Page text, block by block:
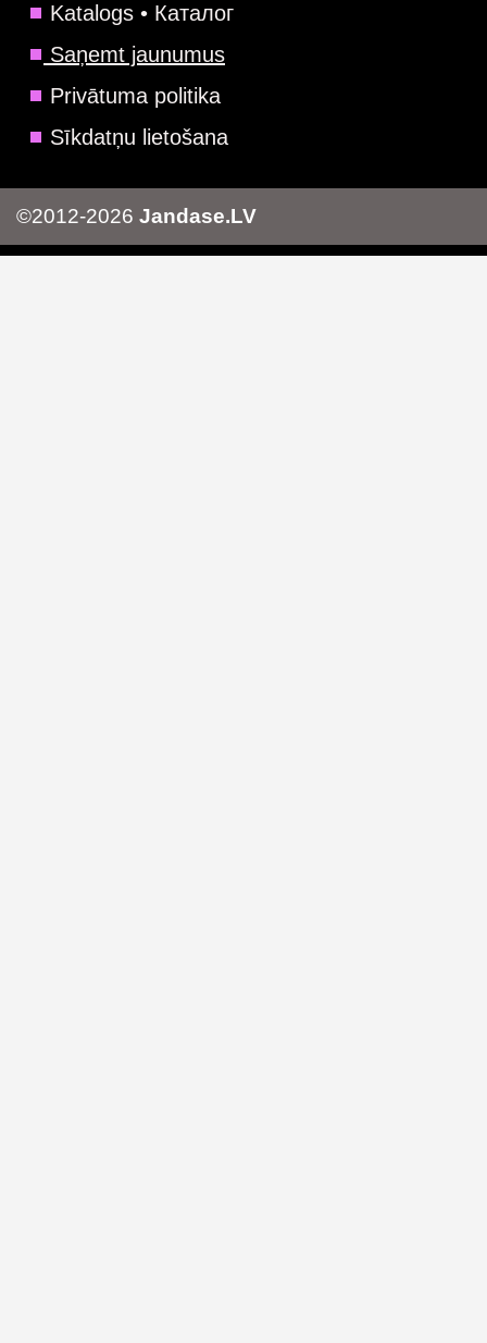
Katalogs • Каталог
Saņemt jaunumus
Privātuma politika
Sīkdatņu lietošana
©2012-2026 Jandase.LV